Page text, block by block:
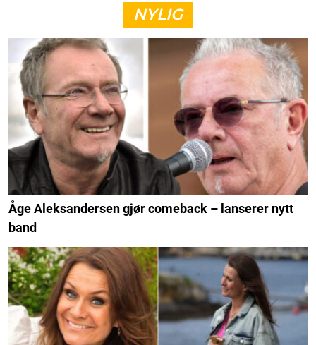
NYLIG
Åge Aleksandersen gjør comeback – lanserer nytt
band